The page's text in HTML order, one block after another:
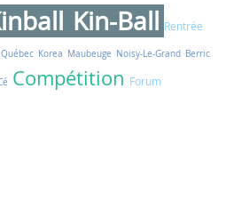
Kin-Ball Rentrée
Québec Korea Maubeuge Noisy-Le-Grand Berric
Compétition Forum